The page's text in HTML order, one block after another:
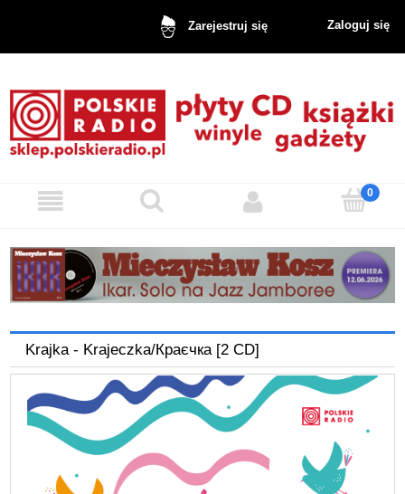
Zarejestruj się Zaloguj się
Krajka - Krajeczka/Краєчка [2 CD]